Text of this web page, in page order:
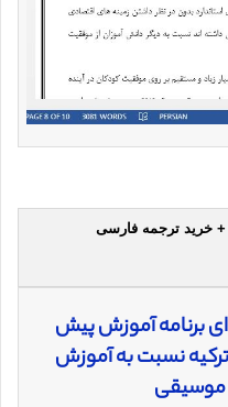
+ خرید ترجمه فارسی
برنامه آموزش پیش
نسبت به آموزش
موسیقی